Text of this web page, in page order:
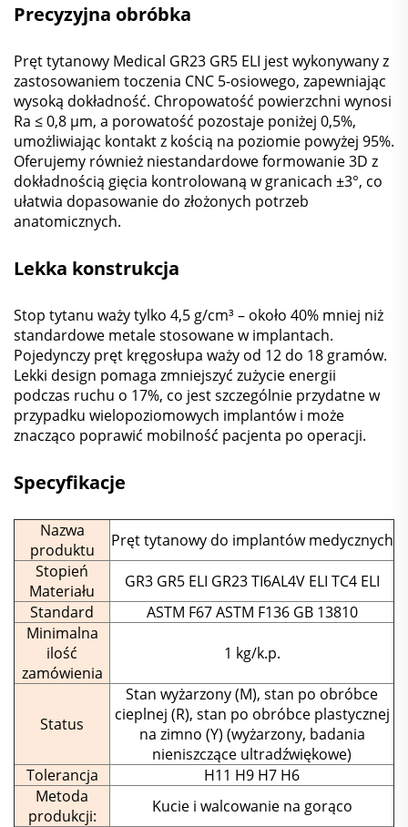
Precyzyjna obróbka
Pręt tytanowy Medical GR23 GR5 ELI jest wykonywany z
zastosowaniem toczenia CNC 5-osiowego, zapewniając
wysoką dokładność. Chropowatość powierzchni wynosi
Ra ≤ 0,8 μm, a porowatość pozostaje poniżej 0,5%,
umożliwiając kontakt z kością na poziomie powyżej 95%.
Oferujemy również niestandardowe formowanie 3D z
dokładnością gięcia kontrolowaną w granicach ±3°, co
ułatwia dopasowanie do złożonych potrzeb
anatomicznych.
Lekka konstrukcja
Stop tytanu waży tylko 4,5 g/cm³ – około 40% mniej niż
standardowe metale stosowane w implantach.
Pojedynczy pręt kręgosłupa waży od 12 do 18 gramów.
Lekki design pomaga zmniejszyć zużycie energii
podczas ruchu o 17%, co jest szczególnie przydatne w
przypadku wielopoziomowych implantów i może
znacząco poprawić mobilność pacjenta po operacji.
Specyfikacje
Nazwa
produktu
Pręt tytanowy do implantów medycznych
Stopień
Materiału
GR3 GR5 ELI GR23 TI6AL4V ELI TC4 ELI
Standard
ASTM F67 ASTM F136 GB 13810
Minimalna
ilość
zamówienia
1 kg/k.p.
Status
Stan wyżarzony (M), stan po obróbce
cieplnej (R), stan po obróbce plastycznej
na zimno (Y) (wyżarzony, badania
nieniszczące ultradźwiękowe)
Tolerancja
H11 H9 H7 H6
Metoda
produkcji:
Kucie i walcowanie na gorąco